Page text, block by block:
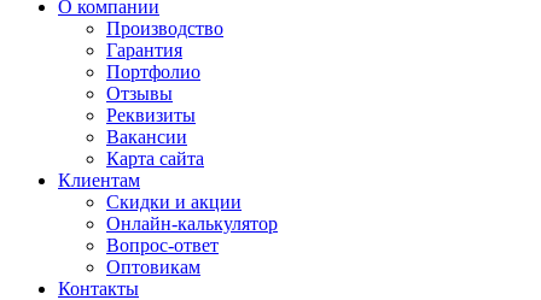
О компании
Производство
Гарантия
Портфолио
Отзывы
Реквизиты
Вакансии
Карта сайта
Клиентам
Скидки и акции
Онлайн-калькулятор
Вопрос-ответ
Оптовикам
Контакты